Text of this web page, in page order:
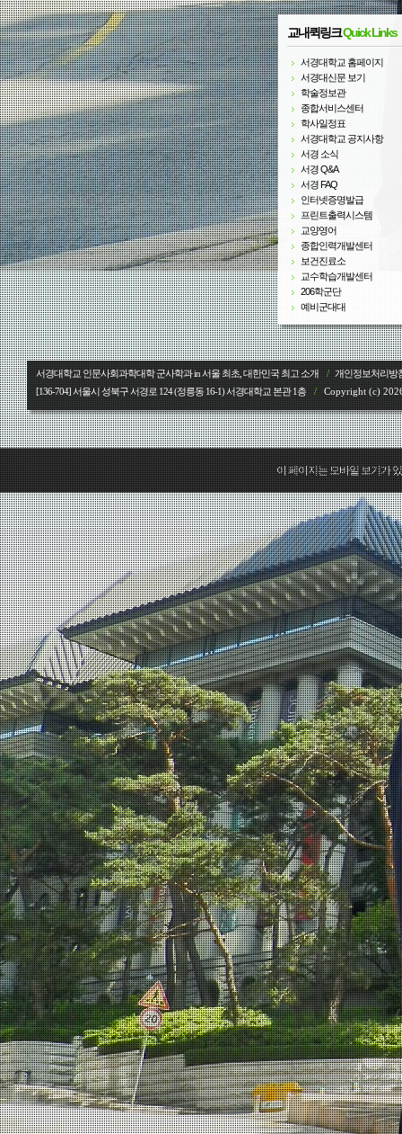
교내퀵링크Quick Links
서경대학교 홈페이지
서경대신문 보기
학술정보관
종합서비스센터
학사일정표
서경대학교 공지사항
서경 소식
서경 Q&A
서경 FAQ
인터넷증명발급
프린트출력시스템
교양영어
종합인력개발센터
보건진료소
교수학습개발센터
206학군단
예비군대대
서경대학교 인문사회과학대학 군사학과 in 서울 최초, 대한민국 최고 소개 /
개인정보처리방
[136-704] 서울시 성북구 서경로 124 (정릉동 16-1) 서경대학교본관 1층 / Copyright (c)
이 페이지는 모바일 보기가